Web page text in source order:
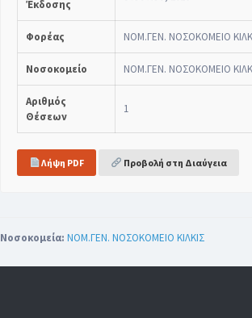
Έκδοσης
Φορέας ΝΟΜ.ΓΕΝ. ΝΟΣΟΚΟΜΕΙΟ
Νοσοκομείο ΝΟΜ.ΓΕΝ. ΝΟΣΟΚΟΜΕΙΟ
Αριθμός
Θέσεων
1
Λήψη PDF Προβολή στη Διαύγεια
Νοσοκομεία: ΝΟΜ.ΓΕΝ. ΝΟΣΟΚΟΜΕΙΟ ΚΙΛΚΙΣ